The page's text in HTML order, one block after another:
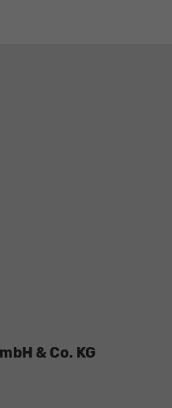
& Co. KG